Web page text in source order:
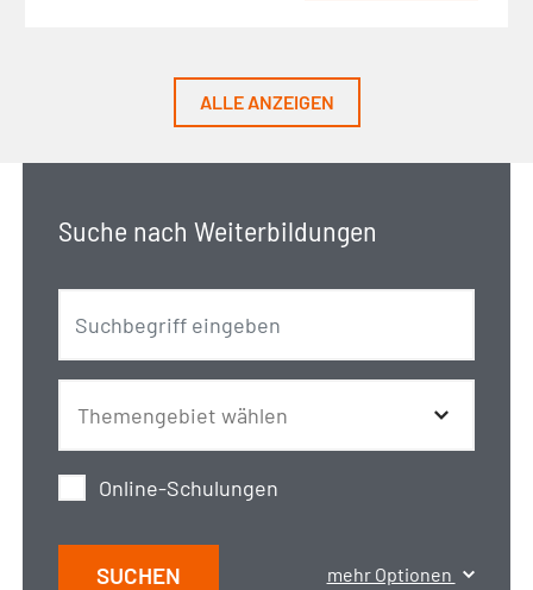
ALLE ANZEIGEN
Suche nach Weiterbildungen
Online-Schulungen
SUCHEN mehr Optionen